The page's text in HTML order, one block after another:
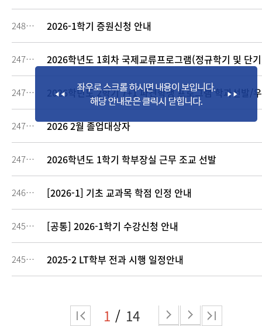
248020 2026-1학기 증원신청 안내
247862 2026학년도 1회차 국제교류프로그램(정규학기 및 단
247674 2026학년도 2학기 7+1 파견학생 프로그램 학과선발/
247563 2026 2월 졸업대상자
247217 2026학년도 1학기 학부장실 근무 조교 선발
246293 [2026-1] 기초 교과목 학점 인정 안내
245594 [공통] 2026-1학기 수강신청 안내
245061 2025-2 LT학부 전과 시행 일정안내
1 14